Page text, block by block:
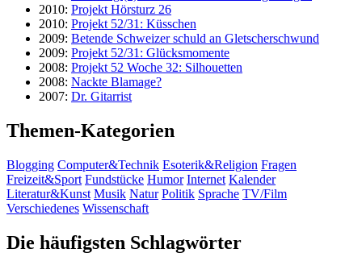
2010: Projekt Hörsturz 26
2010: Projekt 52/31: Küsschen
2009: Betende Schweizer schuld an Gletscherschwund
2009: Projekt 52/31: Glücksmomente
2008: Projekt 52 Woche 32: Silhouetten
2008: Nackte Blamage?
2007: Dr. Gitarrist
Themen-Kategorien
Blogging Computer&Technik Esoterik&Religion Fragen
Freizeit&Sport Fundstücke Humor Internet Kalender
Literatur&Kunst Musik Natur Politik Sprache TV/Film
Verschiedenes Wissenschaft
Die häufigsten Schlagwörter